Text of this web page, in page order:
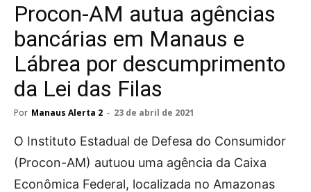
Procon-AM autua agências
bancárias em Manaus e
Lábrea por descumprimento
da Lei das Filas
Por Manaus Alerta 2 - 23 de abril de 2021
O Instituto Estadual de Defesa do Consumidor
(Procon-AM) autuou uma agência da Caixa
Econômica Federal, localizada no Amazonas